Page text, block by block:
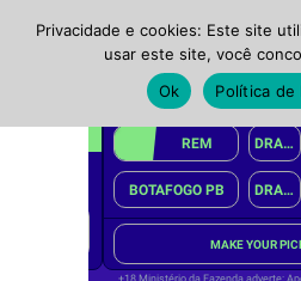
Privacidade e cookies: Este site
usar este site, você
Ok
Política de